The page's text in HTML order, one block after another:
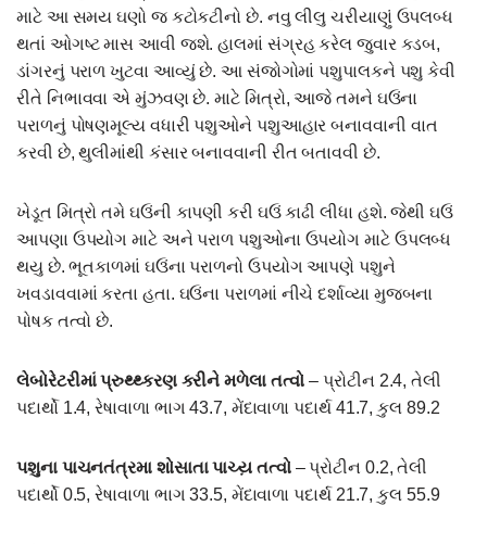
માટે આ સમય ઘણો જ કટોકટીનો છે. નવુ લીલુ ચરીયાણું ઉપલબ્ધ
થતાં ઓગષ્ટ માસ આવી જશે. હાલમાં સંગ્રહ કરેલ જુવાર કડબ,
ડાંગરનું પરાળ ખુટવા આવ્યું છે. આ સંજોગોમાં પશુપાલકને પશુ કેવી
રીતે નિભાવવા એ મુંઝવણ છે. માટે મિત્રો, આજે તમને ઘઉંના
પરાળનું પોષણમૂલ્ય વધારી પશુઓને પશુઆહાર બનાવવાની વાત
કરવી છે, થુલીમાંથી કંસાર બનાવવાની રીત બતાવવી છે.
ખેડૂત મિત્રો તમે ઘઉંની કાપણી કરી ઘઉં કાઢી લીધા હશે. જેથી ઘઉં
આપણા ઉપયોગ માટે અને પરાળ પશુઓના ઉપયોગ માટે ઉપલબ્ધ
થયુ છે. ભૂતકાળમાં ઘઉંના પરાળનો ઉપયોગ આપણે પશુને
ખવડાવવામાં કરતા હતા. ઘઉંના પરાળમાં નીચે દર્શાવ્યા મુજબના
પોષક તત્વો છે.
લેબોરેટરીમાં પ્રુથ્થ્કરણ કરીને મળેલા તત્વો – પ્રોટીન 2.4, તેલી
પદાર્થો 1.4, રેષાવાળા ભાગ 43.7, મેંદાવાળા પદાર્થ 41.7, કુલ 89.2
પશુના પાચનતંત્રમા શોસાતા પાચ્ય઼ તત્વો– પ્રોટીન 0.2, તેલી
પદાર્થો 0.5, રેષાવાળા ભાગ 33.5, મેંદાવાળા પદાર્થ 21.7, કુલ 55.9